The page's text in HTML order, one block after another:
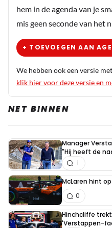
hem in de agenda van je
mis geen seconde van het
+ TOEVOEGEN AAN
We hebben ook een versie
klik hier voor deze versie en
NET BINNEN
Manager
"Hij heeft de
1
McLaren hint
0
Hinchcliffe
'Verstappen-